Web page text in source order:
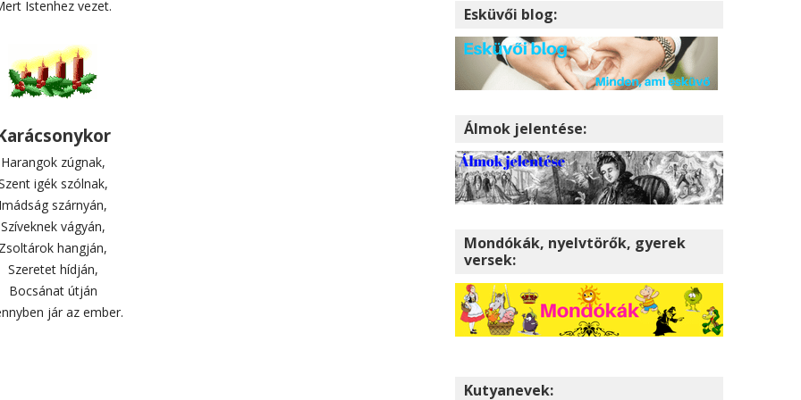
Istenhez vezet.
Harangok zúgnak,
igék szólnak,
szárnyán,
Szíveknek vágyán,
hangján,
Szeretet hídján,
Bocsánat útján
jár az ember.
Esküvői blog:
Álmok jelentése:
Mondókák, nyelvtörők, gyerek
versek:
Kutyanevek: